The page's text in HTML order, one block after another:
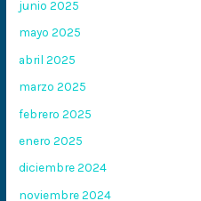
junio 2025
mayo 2025
abril 2025
marzo 2025
febrero 2025
enero 2025
diciembre 2024
noviembre 2024